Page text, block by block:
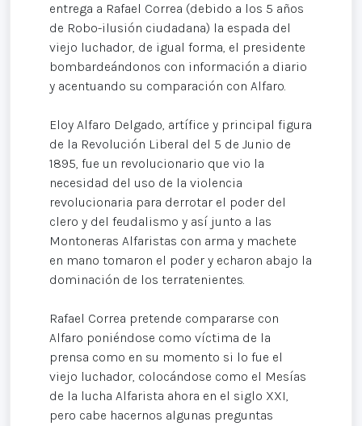
entrega a Rafael Correa (debido a los 5 años
de Robo-ilusión ciudadana) la espada del
viejo luchador, de igual forma, el presidente
bombardeándonos con información a diario
y acentuando su comparación con Alfaro.
Eloy Alfaro Delgado, artífice y principal figura
de la Revolución Liberal del 5 de Junio de
1895, fue un revolucionario que vio la
necesidad del uso de la violencia
revolucionaria para derrotar el poder del
clero y del feudalismo y así junto a las
Montoneras Alfaristas con arma y machete
en mano tomaron el poder y echaron abajo la
dominación de los terratenientes.
Rafael Correa pretende compararse con
Alfaro poniéndose como víctima de la
prensa como en su momento si lo fue el
viejo luchador, colocándose como el Mesías
de la lucha Alfarista ahora en el siglo XXI,
pero cabe hacernos algunas preguntas